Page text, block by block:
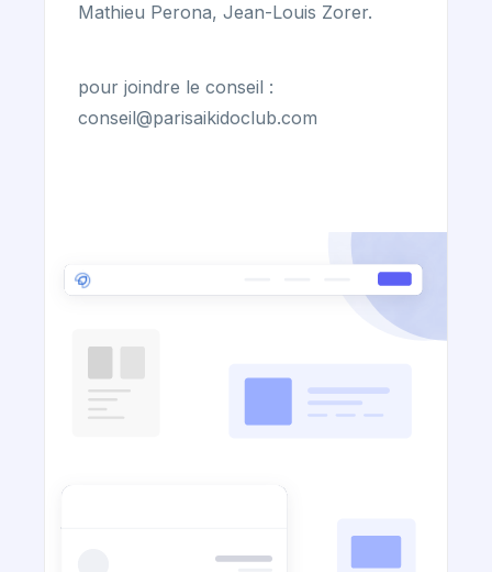
Mathieu Perona, Jean-Louis Zorer.
pour joindre le conseil :
conseil@parisaikidoclub.com